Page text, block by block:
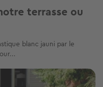
terrasse ou
blanc jauni par le